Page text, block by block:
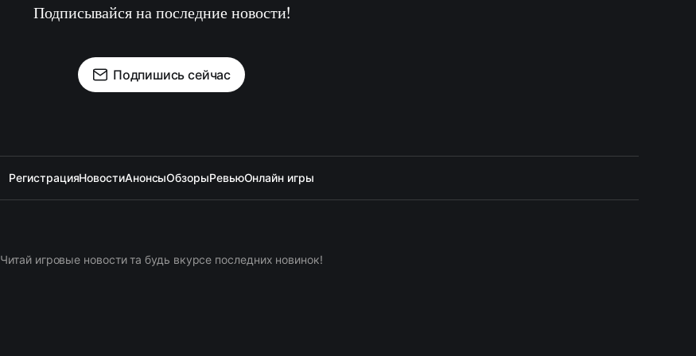
Подписывайся на последние новости!
Подпишись сейчас
РегистрацияНовостиАнонсыОбзорыРевьюОнлайн игры
Читай игровые новости та будь вкурсе последних новинок!